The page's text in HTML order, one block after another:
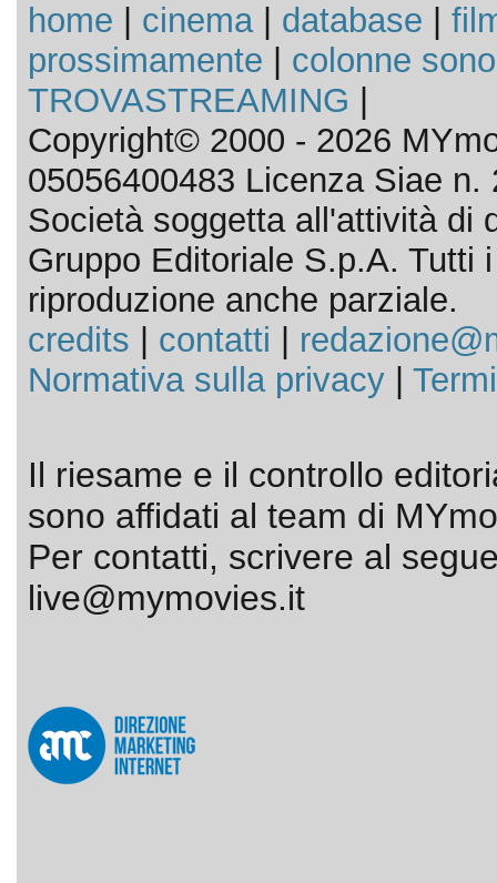
home cinema| database
prossimamente
colonne
TROVASTREAMING
Copyright© 2000 - 2026
05056400483 Licenza Siae n.
Società soggetta all'attività di
Gruppo Editoriale S.p.A. Tutti
riproduzione anche parziale.
credits
contatti
Normativa sulla privacy|
Il riesame e il controllo
sono affidati al team di
Per contatti, scrivere al
live@mymovies.it